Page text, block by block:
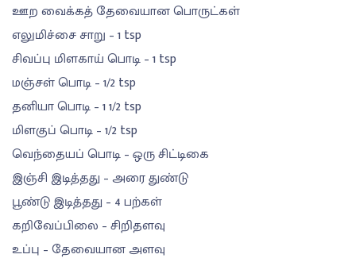
ஊற வைக்கத் தேவையான பொருட்கள்
எலுமிச்சை சாறு – 1 tsp
சிவப்பு மிளகாய் பொடி – 1 tsp
மஞ்சள் பொடி – 1/2 tsp
தனியா பொடி – 1 1/2 tsp
மிளகுப் பொடி – 1/2 tsp
வெந்தையப் பொடி – ஒரு சிட்டிகை
இஞ்சி இடித்தது – அரை துண்டு
பூண்டு இடித்தது – 4 பற்கள்
கறிவேப்பிலை – சிறிதளவு
உப்பு – தேவையான அளவு